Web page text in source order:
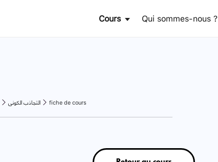
Cours Qui sommes-nous ?
التجاذب الكوني fiche de cours